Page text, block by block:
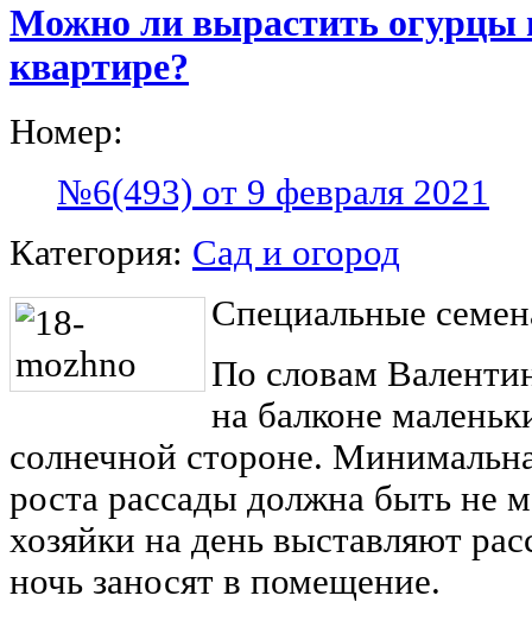
Можно ли вырастить огурцы
квартире?
Номер:
№6(493) от 9 февраля 2021
Категория: Сад и огород
Специальные
По словам
на балконе
солнечной стороне.
роста рассады должна быть не
хозяйки на день выставляют
ночь заносят в помещение.